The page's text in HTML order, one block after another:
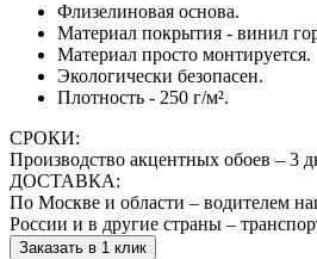
Флизелиновая основа.
Материал покрытия - винил
Материал просто монтируется.
Экологически безопасен.
Плотность - 250 г/м².
СРОКИ:
Производство акцентных обоев – 3
ДОСТАВКА:
По Москве и области – водителем
России и в другие страны –
Заказать в 1 клик